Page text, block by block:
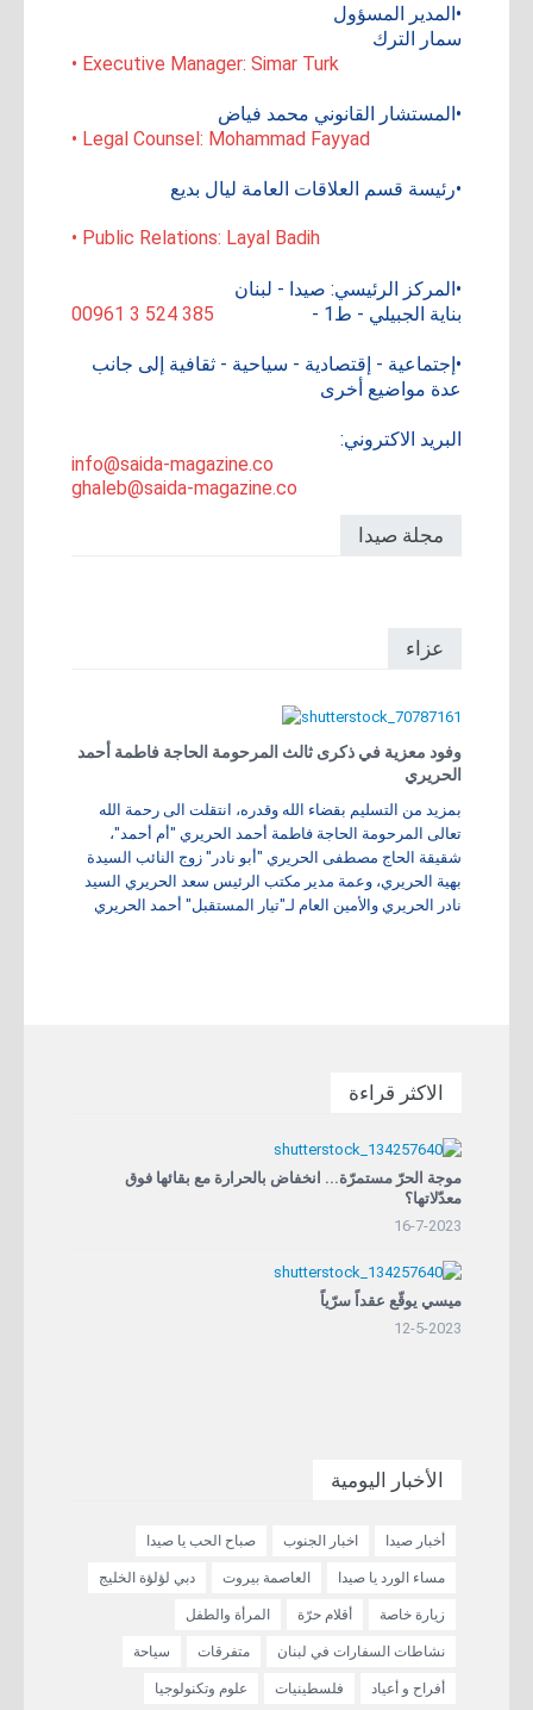
•المدير المسؤول
سمار الترك
• Executive Manager: Simar Turk
•المستشار القانوني محمد فياض
• Legal Counsel: Mohammad Fayyad
•رئيسة قسم العلاقات العامة ليال بديع
• Public Relations: Layal Badih
•المركز الرئيسي: صيدا - لبنان
بناية الجبيلي - ط1 -
00961 3 524 385
•إجتماعية - إقتصادية - سياحية - ثقافية إلى جانب
عدة مواضيع أخرى
البريد الاكتروني:
info@saida-magazine.co
ghaleb@saida-magazine.co
مجلة صيدا
عزاء
وفود معزية في ذكرى ثالث المرحومة الحاجة فاطمة أحمد
الحريري
بمزيد من التسليم بقضاء الله وقدره، انتقلت الى رحمة الله
تعالى المرحومة الحاجة فاطمة أحمد الحريري "أم أحمد"،
شقيقة الحاج مصطفى الحريري "أبو نادر" زوج النائب السيدة
بهية الحريري، وعمة مدير مكتب الرئيس سعد الحريري السيد
نادر الحريري والأمين العام لـ"تيار المستقبل" أحمد الحريري
الاكثر قراءة
موجة الحرّ مستمرّة... انخفاض بالحرارة مع بقائها فوق
معدّلاتها؟
16-7-2023
ميسي يوقّع عقداً سرّياً
12-5-2023
الأخبار اليومية
أخبار صيدا اخبار الجنوب صباح الحب يا صيدا
مساء الورد يا صيدا العاصمة بيروت دبي لؤلؤة الخليج
زيارة خاصة أقلام حرّة المرأة والطفل
نشاطات السفارات في لبنان متفرقات سياحة
أفراح و أعياد فلسطينيات علوم وتكنولوجيا